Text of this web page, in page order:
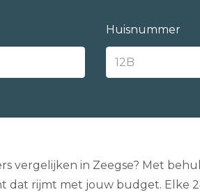
Huisnummer
vergelijken in Zeegse? Met
rijmt met jouw budget. Elke